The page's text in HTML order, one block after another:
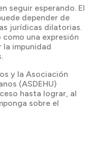
seguir esperando. El
depender de
jurídicas dilatorias.
una expresión
impunidad
y la Asociación
(ASDEHU)
hasta lograr, al
sobre el